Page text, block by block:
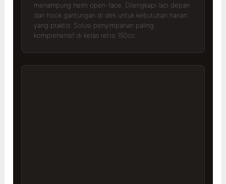
menampung helm open-face. Dilengkapi laci depan
dan hook gantungan di dek untuk kebutuhan harian
yang praktis. Solusi penyimpanan paling
komprehensif di kelas retro 150cc.